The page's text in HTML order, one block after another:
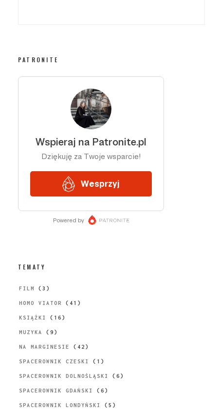
PATRONITE
TEMATY
FILM (3)
HOMO VIATOR (41)
KSIĄŻKI (16)
MUZYKA (9)
NA MARGINESIE (42)
SPACEROWNIK CZESKI (1)
SPACEROWNIK DOLNOŚLĄSKI (6)
SPACEROWNIK GDAŃSKI (6)
SPACEROWNIK LONDYŃSKI (5)